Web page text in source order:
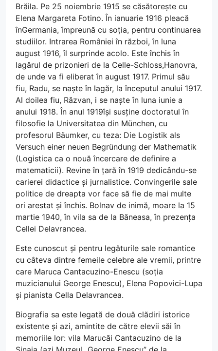
Brăila. Pe 25 noiembrie 1915 se căsătorește cu
Elena Margareta Fotino. În ianuarie 1916 pleacă
înGermania, împreună cu soția, pentru continuarea
studiilor. Intrarea României în război, în luna
august 1916, îl surprinde acolo. Este închis în
lagărul de prizonieri de la Celle-Schloss,Hanovra,
de unde va fi eliberat în august 1917. Primul său
fiu, Radu, se naște în lagăr, la începutul anului 1917.
Al doilea fiu, Răzvan, i se naște în luna iunie a
anului 1918. În anul 1919își susține doctoratul în
filosofie la Universitatea din München, cu
profesorul Bäumker, cu teza: Die Logistik als
Versuch einer neuen Begründung der Mathematik
(Logistica ca o nouă încercare de definire a
matematicii). Revine în țară în 1919 dedicându-se
carierei didactice și jurnalistice. Convingerile sale
politice de dreapta vor face să fie de mai multe
ori arestat și închis. Bolnav de inimă, moare la 15
martie 1940, în vila sa de la Băneasa, în prezența
Cellei Delavrancea.
Este cunoscut și pentru legăturile sale romantice
cu câteva dintre femeile celebre ale vremii, printre
care Maruca Cantacuzino-Enescu (soția
muzicianului George Enescu), Elena Popovici-Lupa
și pianista Cella Delavrancea.
Biografia sa este legată de două clădiri istorice
existente și azi, amintite de către elevii săi în
memoriile lor: vila Marucăi Cantacuzino de la